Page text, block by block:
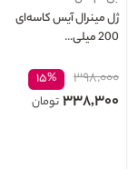
ژل مینرال آیس کاسه‌ای
200 میلی...
۳۹۸,۰۰۰ ۱۵%
۳۳۸,۳۰۰تومان